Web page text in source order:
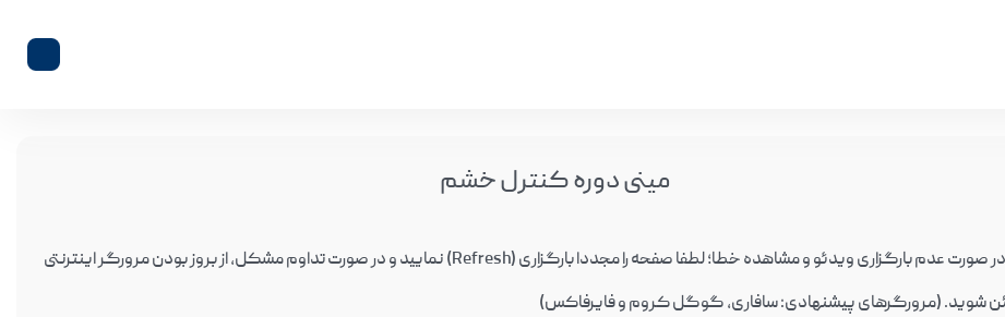
مینی دوره کنترل خشم
در صورت عدم بارگزاری ویدئو و مشاهده خطا؛ لطفا صفحه را مجددا بارگزاری (Refresh) نمایید و در صورت تداوم مشکل، از بروز بودن مرورگر اینترنتی
شوید. (مرورگرهای پیشنهادی: سافاری، گوگل کروم و فایرفاکس)